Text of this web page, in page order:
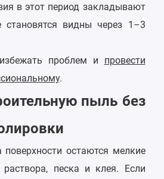
в этот период закладывают
становятся видны через 1–3
проблем и провести
.
пыль без
остаются мелкие
песка и клея. Если